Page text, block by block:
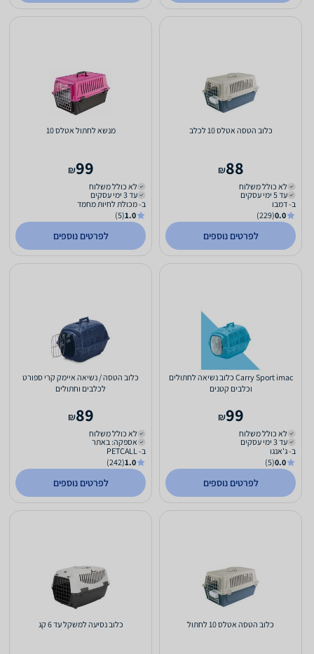
כלוב הטסה אטלס 10 לכלב
88
₪
לא כולל משלוח
עד 5 ימי עסקים
ב- דמבו
0.0
(229)
לפרטים נוספים
מנשא לחתול אטלס 10
99
₪
לא כולל משלוח
עד 3 ימי עסקים
ב- מכולת לחיות מחמד
1.0
(5)
לפרטים נוספים
Carry Sport imac כלוב נשיאה לחתולים
וכלבים קטנים
99
₪
לא כולל משלוח
עד 3 ימי עסקים
ב- ג'אנגו
0.0
(5)
לפרטים נוספים
כלוב הטסה / נשיאה איימק קרי ספורט
לכלבים וחתולים
89
₪
לא כולל משלוח
אספקה: באתר
ב- PETCALL
1.0
(242)
לפרטים נוספים
כלוב הטסה אטלס 10 לחתול כלוב נסיעה למשקל עד 6 קג